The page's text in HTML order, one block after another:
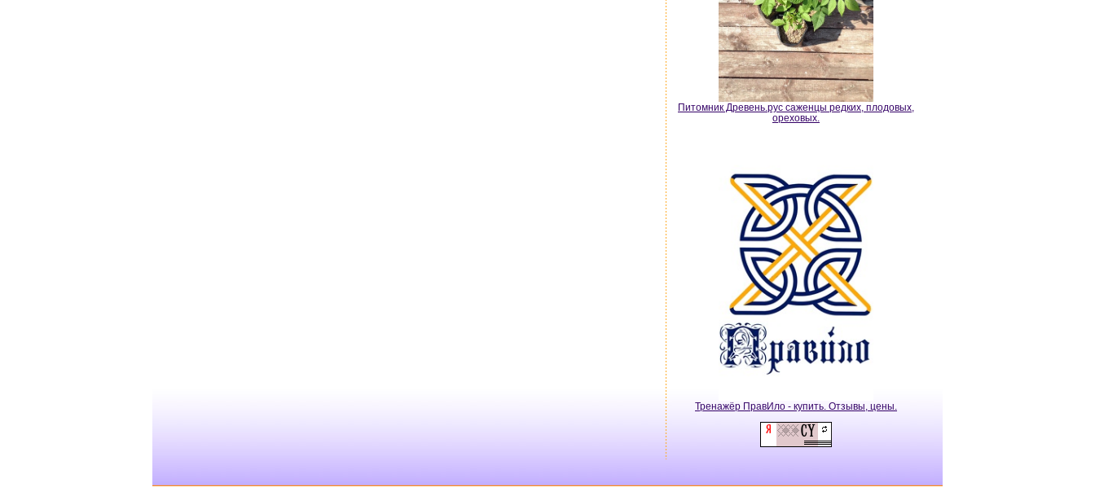
Питомник Древень.рус саженцы редких, плодовых,
ореховых.
Тренажёр ПравИло - купить. Отзывы, цены.